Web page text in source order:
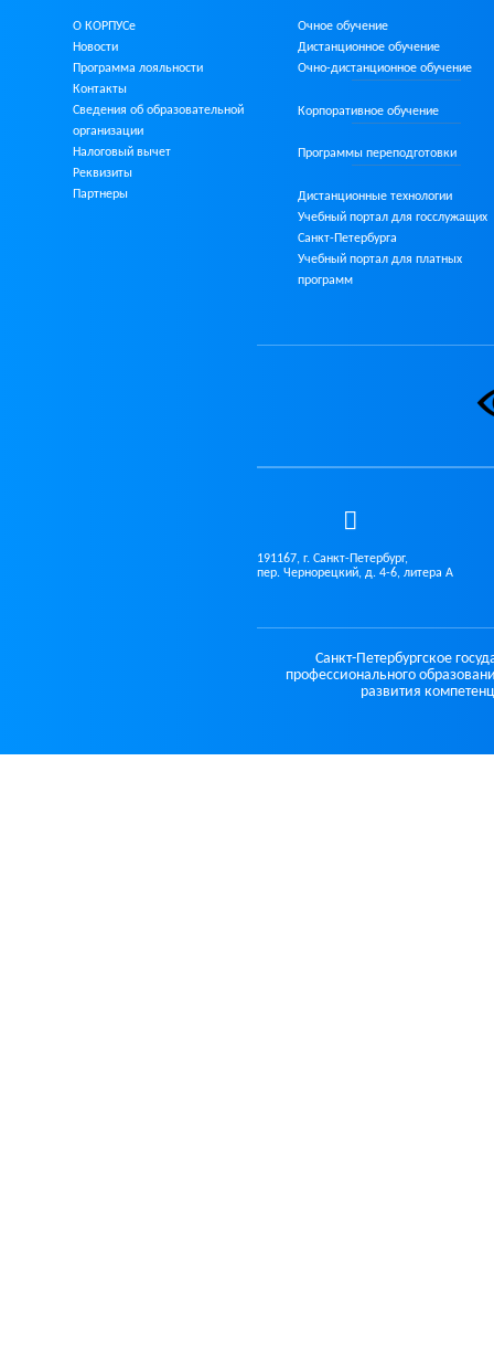
О КОРПУСе
Новости
Программа лояльности
Контакты
Сведения об образовательной
организации
Налоговый вычет
Реквизиты
Партнеры
Очное обучение
Дистанционное обучение
Очно-дистанционноеобучение
Корпоративное обучение
Программы переподготовки
Дистанционные технологии
Учебный портал для госслужащих
Санкт-Петербурга
Учебный портал для платных
программ
191167, г. Санкт-Петербург,
пер. Чернорецкий, д. 4-6, литера А
Санкт-Петербургское
профессионального
развития